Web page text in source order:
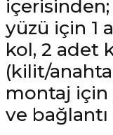
içerisinden;
yüzü için 1
kol, 2 adet
(kilit/
montaj
ve bağlantı